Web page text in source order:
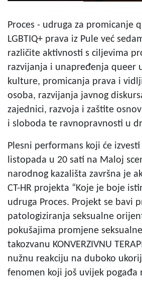
Proces - udruga za promicanje
LGBTIQ+ prava iz Pule već
različite aktivnosti s ciljevima
razvijanja i unapređenja queer
kulture, promicanja prava i
osoba, razvijanja javnog
zajednici, razvoja i zaštite
i sloboda te ravnopravnosti u
Plesni performans koji će
listopada u 20 sati na Maloj
narodnog kazališta završna je
CT-HR projekta “Koje je boje
udruga Proces. Projekt se bavi
patologiziranja seksualne
pokušajima promjene
takozvanu KONVERZIVNU
nužnu reakciju na duboko
fenomen koji još uvijek pogađa